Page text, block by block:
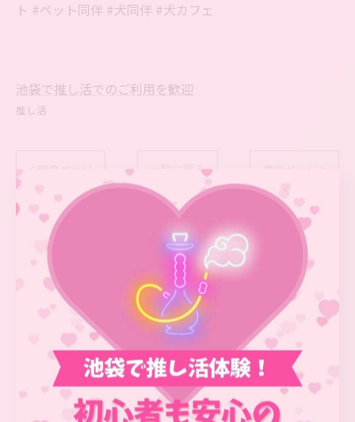
ト #ペット同伴 #犬同伴 #犬カフェ
池袋で推し活でのご利用を歓迎
推し活
一覧に戻る
関連タグ
#池袋 #シーシャ
カテゴリー Categories
全てのカテゴリー